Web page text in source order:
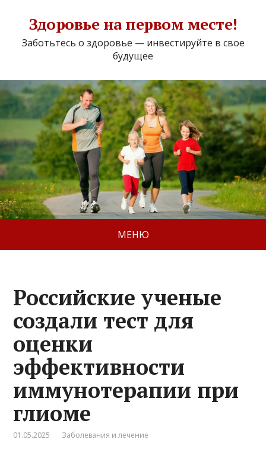
Здоровье на первом месте!
Заботьтесь о здоровье — инвестируйте в свое
будущее
МЕНЮ
Российские ученые
создали тест для
оценки
эффективности
иммунотерапии при
глиоме
01.05.2025 Заболевания и лечение